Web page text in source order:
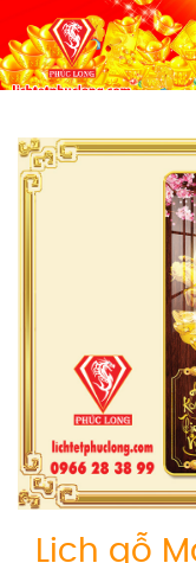
Lịch gỗ